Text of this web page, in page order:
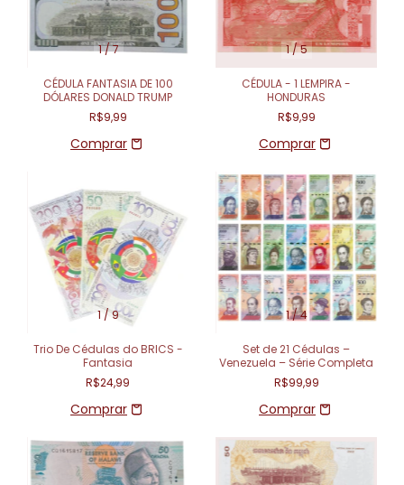
1/7
CÉDULA FANTASIA DE 100
DÓLARES DONALD TRUMP
R$9,99
1/5
CÉDULA - 1 LEMPIRA -
HONDURAS
R$9,99
1 /9
Trio De Cédulas do BRICS -
Fantasia
R$24,99
1/4
Set de 21 Cédulas –
Venezuela – Série Completa
R$99,99